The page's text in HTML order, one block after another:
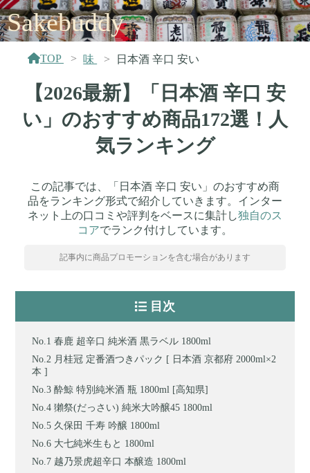
Sakebuddy
TOP 味 日本酒 辛口 安い
【2026最新】「日本酒 辛口 安
い」のおすすめ商品172選！人
気ランキング
この記事では、「日本酒 辛口 安い」のおすすめ商
品をランキング形式で紹介していきます。インター
ネット上の口コミや評判をベースに集計し独自のス
コアでランク付けしています。
記事内に商品プロモーションを含む場合があります
目次
春鹿 超辛口 純米酒 黒ラベル 1800ml
月桂冠 定番酒つきパック [ 日本酒 京都府 2000ml×2
本 ]
酔鯨 特別純米酒 瓶 1800ml [高知県]
獺祭(だっさい) 純米大吟醸45 1800ml
久保田 千寿 吟醸 1800ml
大七純米生もと 1800ml
越乃景虎超辛口 本醸造 1800ml